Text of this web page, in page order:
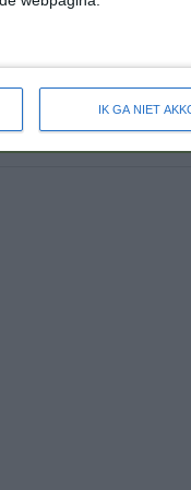
IK GA NIET
20
| 101-200 mm = |